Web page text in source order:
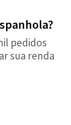
pedidos
sua renda